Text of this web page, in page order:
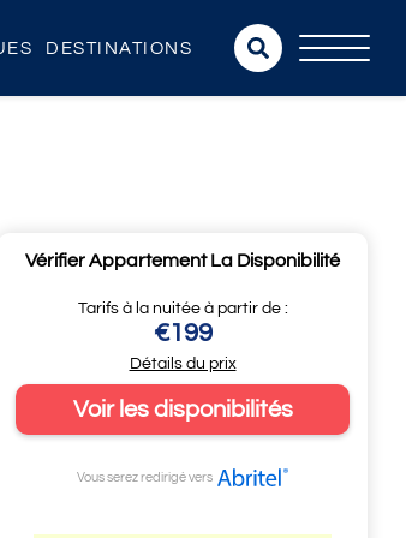
DESTINATIONS
Vérifier Appartement La Disponibilité
Tarifs à la nuitée à partir de :
€199
Détails du prix
Voir les disponibilités
Vous serez redirigé vers